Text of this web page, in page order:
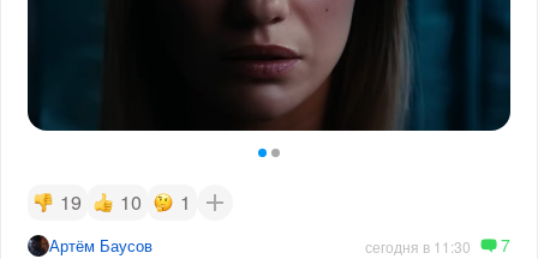
19 10 1
Артём Баусов сегодня в 11:30 7